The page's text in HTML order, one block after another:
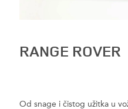
RANGE ROVER
Od snage i čistog užitka u